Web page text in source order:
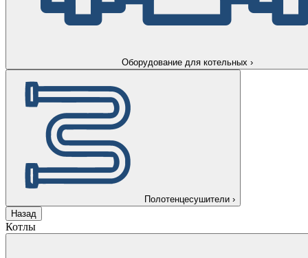
Оборудование для котельных ›
Полотенцесушители ›
Назад
Котлы